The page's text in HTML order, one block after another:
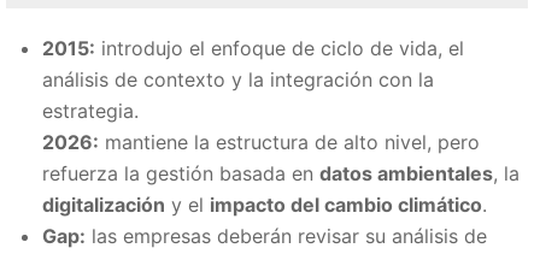
2015: introdujo el enfoque de ciclo de vida, el
análisis de contexto y la integración con la
estrategia.
2026: mantiene la estructura de alto nivel, pero
refuerza la gestión basada en datos ambientales, la
digitalización y el impacto del cambio climático.
Gap: las empresas deberán revisar su análisis de